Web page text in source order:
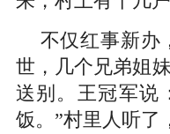
不仅红事新办
世，几个兄弟姐
送别。王冠军说
饭。”村里人听了